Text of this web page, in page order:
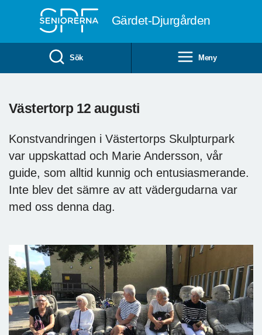
Gärdet-Djurgården
Sök Meny
Västertorp 12 augusti
Konstvandringen i Västertorps Skulpturpark
var uppskattad och Marie Andersson, vår
guide, som alltid kunnig och entusiasmerande.
Inte blev det sämre av att vädergudarna var
med oss denna dag.